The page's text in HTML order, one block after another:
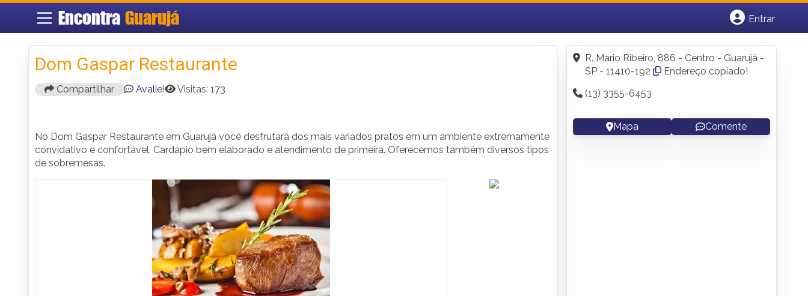
EncontraGuarujá
Entrar
Fazer login
Criar conta
Dom Gaspar Restaurante
Compartilhar Avalie! Visitas: 173
No Dom Gaspar Restaurante em Guarujá você desfrutará dos mais variados pratos em um ambiente extremamente
convidativo e confortável. Cardápio bem elaborado e atendimento de primeira. Oferecemos também diversos tipos
de sobremesas.
R. Mario Ribeiro, 886 - Centro - Guarujá -
SP - 11410-192
Endereço copiado!
(13) 3355-6453
Mapa Comente